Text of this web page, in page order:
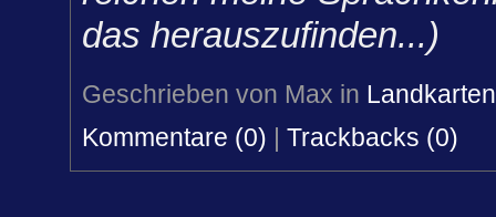
das herauszufinden...)
Geschrieben von Max in Landkarten
Kommentare (0) | Trackbacks (0)